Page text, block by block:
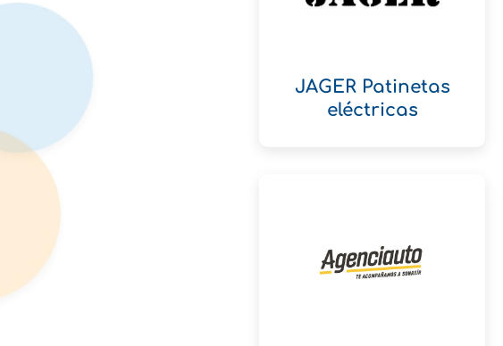
JAGER Patinetas
eléctricas